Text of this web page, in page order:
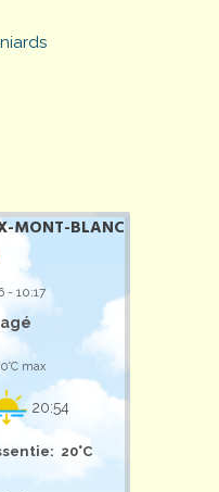
MONT-BLANC
- 10:17
max
20:54
20°C